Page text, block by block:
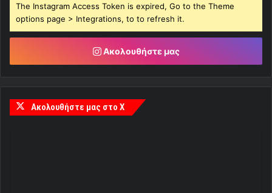
The Instagram Access Token is expired, Go to the Theme
options page > Integrations, to to refresh it.
Ακολουθήστε μας
Ακολουθήστε μας στο X